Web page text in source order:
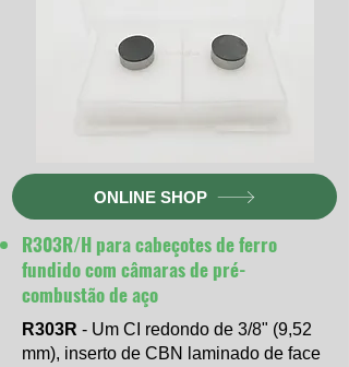
ONLINE SHOP
R303R/H para cabeçotes de ferro
fundido com câmaras de pré-
combustão de aço
R303R - Um CI redondo de 3/8" (9,52
mm), inserto de CBN laminado de face